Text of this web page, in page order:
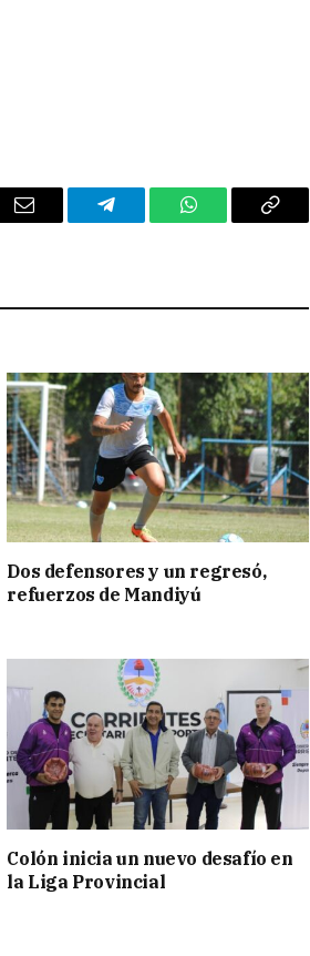
Email Telegram WhatsAppCopy
Dos defensores y un regresó,
refuerzos de Mandiyú
Colón inicia un nuevo desafío en
la Liga Provincial